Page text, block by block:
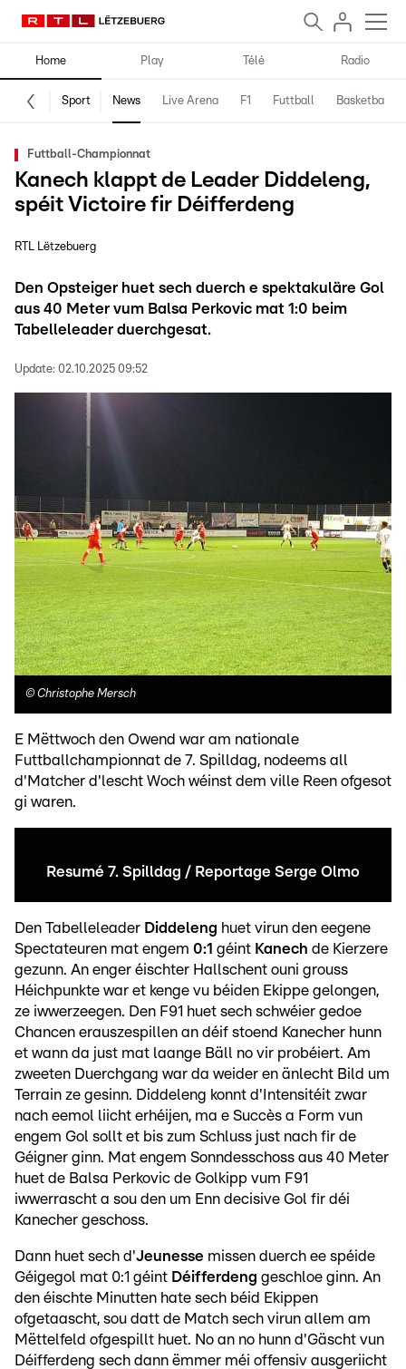
Home Play Télé Radio
Sport News Live Arena F1 Futtball Basketball
Futtball-Championnat
Kanech klappt de Leader Diddeleng,
spéit Victoire fir Déifferdeng
RTL Lëtzebuerg
Den Opsteiger huet sech duerch e spektakuläre Gol
aus 40 Meter vum Balsa Perkovic mat 1:0 beim
Tabelleleader duerchgesat.
Update: 02.10.2025 09:52
© Christophe Mersch
E Mëttwoch den Owend war am nationale
Futtballchampionnat de 7. Spilldag, nodeems all
d'Matcher d'lescht Woch wéinst dem ville Reen ofgesot
gi waren.
Resumé 7. Spilldag / Reportage Serge Olmo
Den Tabelleleader Diddeleng huet virun den eegene
Spectateuren mat engem 0:1 géint Kanech de Kierzere
gezunn. An enger éischter Hallschent ouni grouss
Héichpunkte war et kenge vu béiden Ekippe gelongen,
ze iwwerzeegen. Den F91 huet sech schwéier gedoe
Chancen erauszespillen an déif stoend Kanecher hunn
et wann da just mat laange Bäll no vir probéiert. Am
zweeten Duerchgang war da weider en änlecht Bild um
Terrain ze gesinn. Diddeleng konnt d'Intensitéit zwar
nach eemol liicht erhéijen, ma e Succès a Form vun
engem Gol sollt et bis zum Schluss just nach fir de
Géigner ginn. Mat engem Sonndesschoss aus 40 Meter
huet de Balsa Perkovic de Golkipp vum F91
iwwerrascht a sou den um Enn decisive Gol fir déi
Kanecher geschoss.
Dann huet sech d'Jeunesse missen duerch ee spéide
Géigegol mat 0:1 géint Déifferdeng geschloe ginn. An
den éischte Minutten hate sech béid Ekippen
ofgetaascht, sou datt de Match sech virun allem am
Mëttelfeld ofgespillt huet. No an no hunn d'Gäscht vun
Déifferdeng sech dann ëmmer méi offensiv ausgeriicht